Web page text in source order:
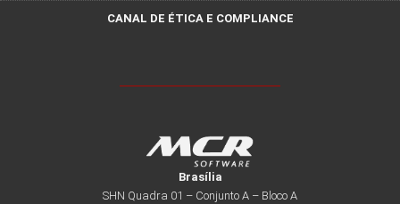
CANAL DE ÉTICA E COMPLIANCE
Brasília
SHN Quadra 01 – Conjunto A – Bloco A